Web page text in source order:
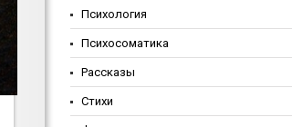
Психология
Психосоматика
Рассказы
Стихи